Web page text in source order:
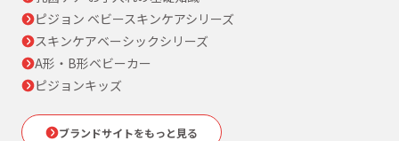
ピジョン ベビースキンケアシリーズ
スキンケアベーシックシリーズ
A形・B形ベビーカー
ピジョンキッズ
ブランドサイトをもっと見る